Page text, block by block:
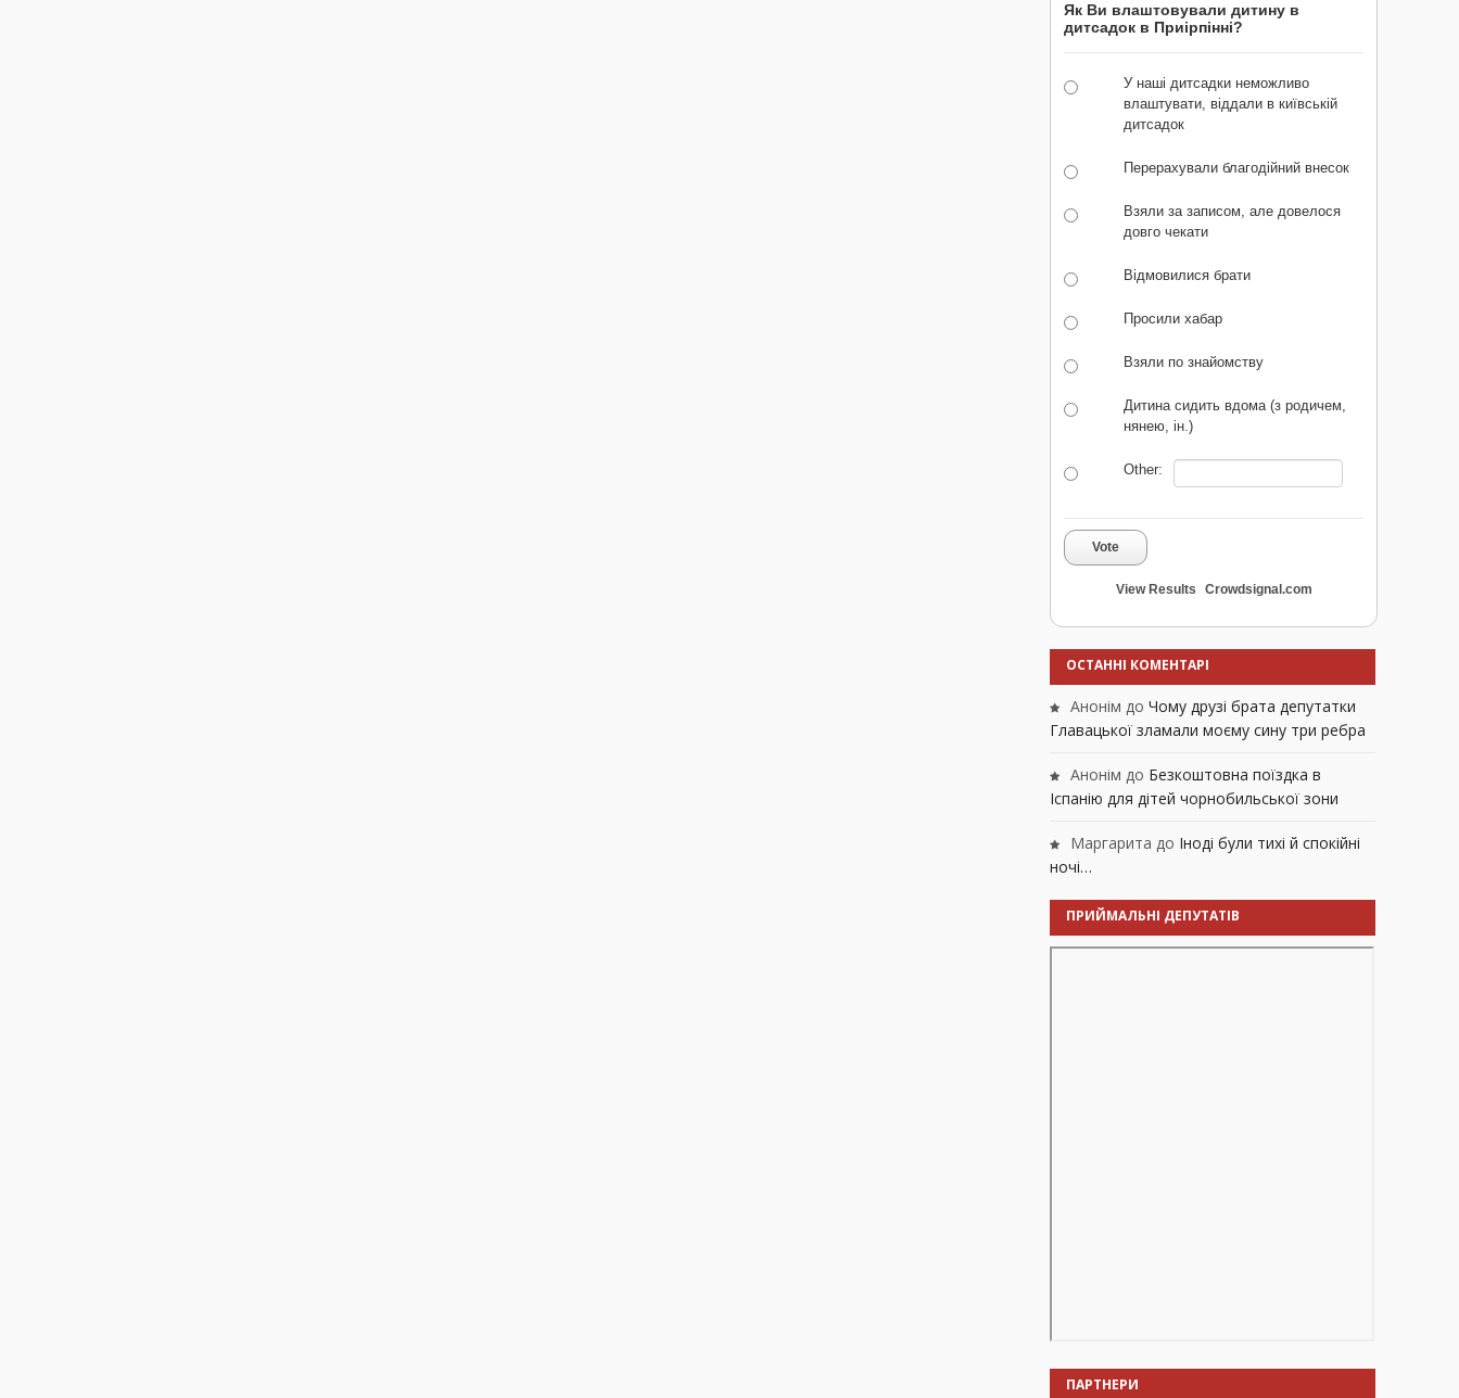
Як Ви влаштовували дитину в
дитсадок в Приірпінні?
У наші дитсадки неможливо
влаштувати, віддали в київській
дитсадок
Перерахували благодійний внесок
Взяли за записом, але довелося
довго чекати
Відмовилися брати
Просили хабар
Взяли по знайомству
Дитина сидить вдома (з родичем,
нянею, ін.)
Other:
Vote
View Results Crowdsignal.com
ОСТАННІ КОМЕНТАРІ
Анонім до Чому друзі брата депутатки
Главацької зламали моєму сину три ребра
Анонім до Безкоштовна поїздка в
Іспанію для дітей чорнобильської зони
Маргарита до Іноді були тихі й спокійні
ночі…
ПРИЙМАЛЬНІ ДЕПУТАТІВ
ПАРТНЕРИ